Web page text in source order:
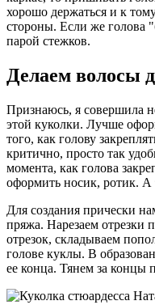
хорошо держаться и к
стороны. Если же голова
парой стежков.
Делаем волосы
Признаюсь, я совершила
этой куколки. Лучше
того, как голову
критично, просто так
момента, как голова
оформить носик, ротик. А
Для создания прически
пряжа. Нарезаем отрезки
отрезок, складываем
голове куклы. В
ее конца. Тянем за концы